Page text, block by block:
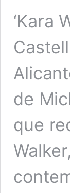
‘Kara
de
que